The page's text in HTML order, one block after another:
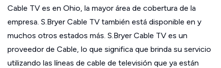
Cable TV es en Ohio, la mayor área de cobertura de la
empresa. S.Bryer Cable TV también está disponible en y
muchos otros estados más. S.Bryer Cable TV es un
proveedor de Cable, lo que significa que brinda su servicio
utilizando las líneas de cable de televisión que ya están